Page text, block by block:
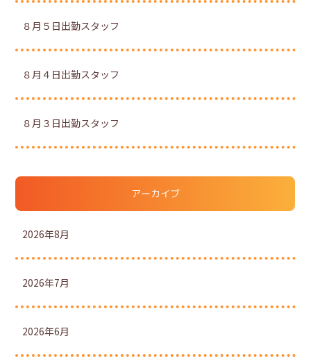
８月５日出勤スタッフ
８月４日出勤スタッフ
８月３日出勤スタッフ
アーカイブ
2026年8月
2026年7月
2026年6月